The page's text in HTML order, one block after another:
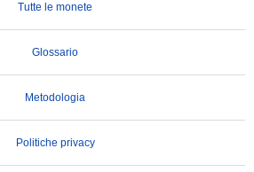
Tutte le monete
Glossario
Metodologia
Politiche privacy